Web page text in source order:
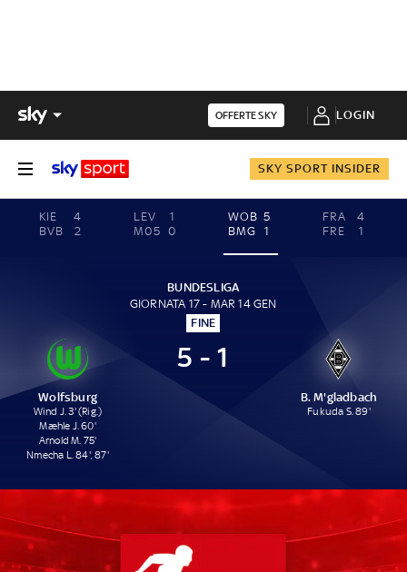
OFFERTE SKY LOGIN
SKY SPORT INSIDER
KIE
4
BVB
2
LEV
1
M05 0
WOB 5
BMG
1
FRA
4
FRE
1
BUNDESLIGA
GIORNATA 17 - MAR 14 GEN
FINE
Wolfsburg
Wind J. 3' (Rig.)
Mæhle J. 60'
Arnold M. 75'
Nmecha L. 84', 87'
5 - 1
B. M'gladbach
Fukuda S. 89'